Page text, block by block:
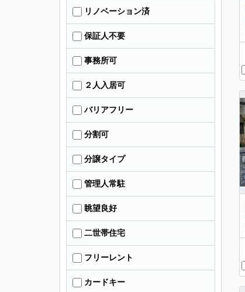
リノベーション済
保証人不要
事務所可
２人入居可
バリアフリー
分割可
分譲タイプ
管理人常駐
眺望良好
二世帯住宅
フリーレント
カードキー